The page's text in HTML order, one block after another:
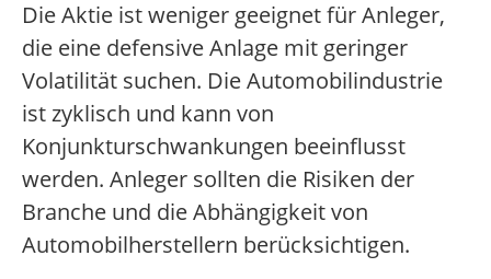
Die Aktie ist weniger geeignet für Anleger,
die eine defensive Anlage mit geringer
Volatilität suchen. Die Automobilindustrie
ist zyklisch und kann von
Konjunkturschwankungen beeinflusst
werden. Anleger sollten die Risiken der
Branche und die Abhängigkeit von
Automobilherstellern berücksichtigen.